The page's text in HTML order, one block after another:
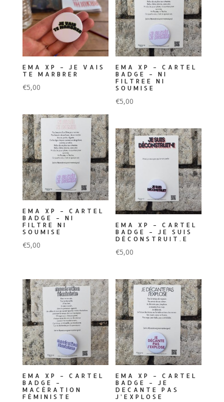
EMA XP – JE VAIS
TE MARBRER
€5,00
EMA XP – CARTEL
BADGE – NI
FILTREE NI
SOUMISE
€5,00
EMA XP – CARTEL
BADGE – NI
FILTRE NI
SOUMISE
€5,00
EMA XP – CARTEL
BADGE – JE SUIS
DÉCONSTRUIT.E
€5,00
EMA XP – CARTEL
BADGE –
MACÉRATION
FÉMINISTE
EMA XP – CARTEL
BADGE – JE
DECANTE PAS
J’EXPLOSE